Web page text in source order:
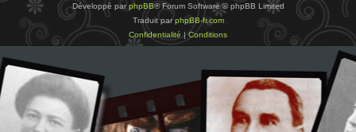
Développé parphpBB® Forum Software © phpBB Limited
Traduit parphpBB-fr.com
Confidentialité |Conditions